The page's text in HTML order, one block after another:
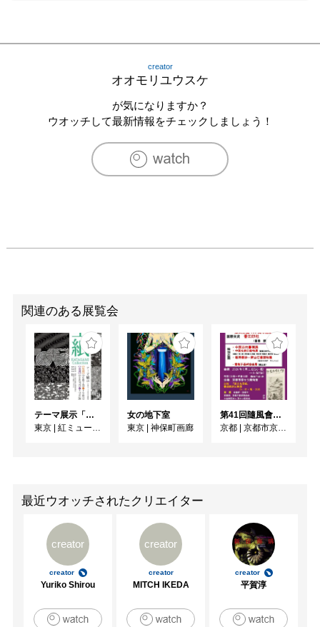
creator
オオモリユウスケ
が気になりますか？
ウオッチして最新情報をチェックしましょう！
関連のある展覧会
テーマ展示「型紙 KATAGAMI Collection」
東京 | 紅ミュージアム
女の地下室
東京 | 神保町画廊
第41回隨風會書法篆刻展
京都 | 京都市京セラ美術館
最近ウオッチされたクリエイター
creator
creator
Yuriko Shirou
creator
creator
MITCH IKEDA
creator
平賀淳